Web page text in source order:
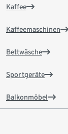
Kaffee
Kaffeemaschinen
Bettwäsche
Sportgeräte
Balkonmöbel